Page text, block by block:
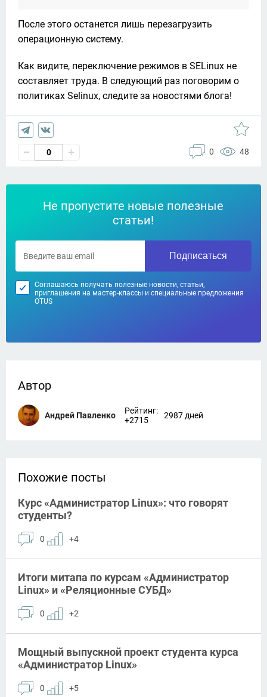
После этого останется лишь перезагрузить
операционную систему.
Как видите, переключение режимов в SELinux не
составляет труда. В следующий раз поговорим о
политиках Selinux, следите за новостями блога!
0 0 48
Не пропустите новые полезные
статьи!
Подписаться
Соглашаюсь получать полезные новости, статьи,
приглашения на мастер-классы и специальные предложения
OTUS
Автор
Андрей Павленко
Рейтинг:
+2715
2987 дней
Похожие посты
Курс «Администратор Linux»: что говорят
студенты?
0 +4
Итоги митапа по курсам «Администратор
Linux» и «Реляционные СУБД»
0 +2
Мощный выпускной проект студента курса
«Администратор Linux»
0 +5